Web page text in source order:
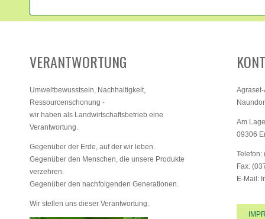
VERANTWORTUNG
Umweltbewusstsein, Nachhaltigkeit,
Ressourcenschonung -
wir haben als Landwirtschaftsbetrieb eine
Verantwortung.
Gegenüber der Erde, auf der wir leben.
Gegenüber den Menschen, die unsere Produkte
verzehren.
Gegenüber den nachfolgenden Generationen.
Wir stellen uns dieser Verantwortung.
Am
09306
Telefon:
Fax:
E-Mail: